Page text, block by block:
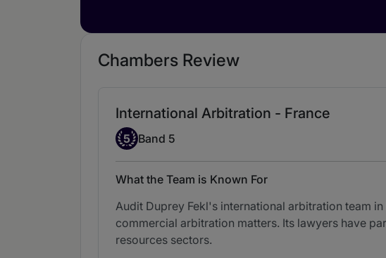
Chambers Review
International Arbitration - France
Band 5
5 Band 5
What the Team is Known For
Audit Duprey Fekl's international arbitration team
commercial arbitration matters. Its lawyers have
resources sectors.